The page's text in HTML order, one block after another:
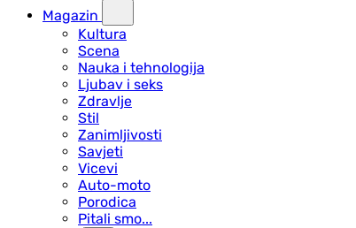
Magazin
Kultura
Scena
Nauka i tehnologija
Ljubav i seks
Zdravlje
Stil
Zanimljivosti
Savjeti
Vicevi
Auto-moto
Porodica
Pitali smo...